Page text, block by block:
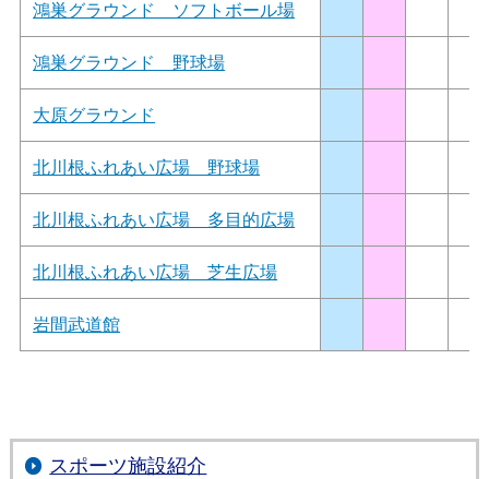
鴻巣グラウンド ソフトボール場
鴻巣グラウンド 野球場
大原グラウンド
北川根ふれあい広場 野球場
北川根ふれあい広場 多目的広場
北川根ふれあい広場 芝生広場
岩間武道館
スポーツ施設紹介